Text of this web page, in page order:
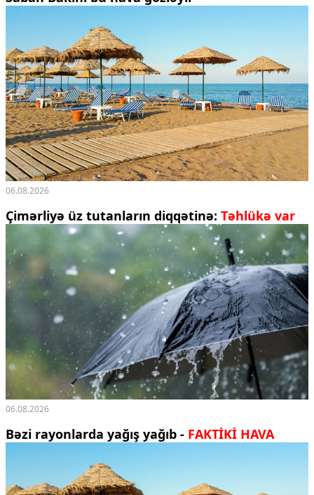
06.08.2026
Çimərliyə üz tutanların diqqətinə: Təhlükə var
06.08.2026
Bəzi rayonlarda yağış yağıb - FAKTİKİ HAVA